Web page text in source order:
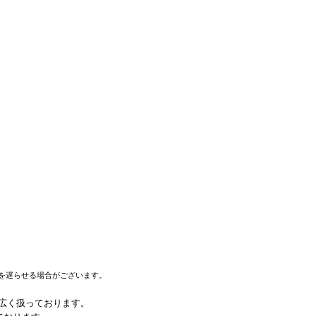
らせる場合がございます。
扱っております。